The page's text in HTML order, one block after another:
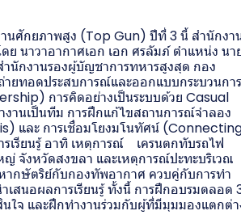
นศักยภาพสูง (Top Gun) ปีที่ 3 นี้ สำนักงา
นาวาอากาศเอก เอก ศรลัมภ์ ตำแหน่ง นา
นักงานรองผู้บัญชาการทหารสูงสุด กอง
ทอดประสบการณ์และออกแบบกระบวนการ
การคิดอย่างเป็นระบบด้วย Casual
านเป็นทีม การฝึกแก้ไขสถานการณ์จำลอง
และ การเชื่อมโยงมโนทัศน์
เรียนรู้ อาทิ เหตุการณ์ เครนตกทับรถไฟ
จังหวัดสงขลา และเหตุการณ์ปะทะบริเวณ
ากษัตริย์กับกองทัพอากาศ ควบคู่กับการทำ
สนอผลการเรียนรู้ ทั้งนี้ การฝึกอบรมตลอด
นใจ และฝึกทำงานร่วมกับผู้ที่มีมุมมองแตกต่า